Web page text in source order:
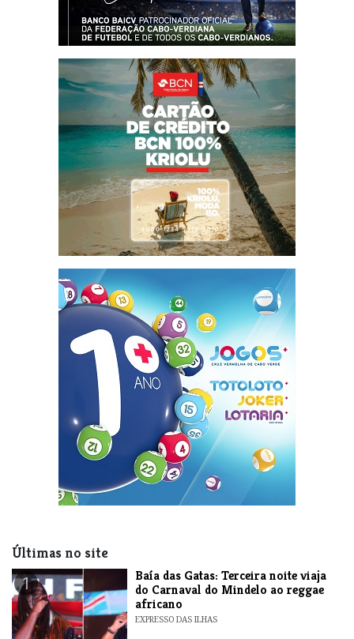
Últimas no site
1
Baía das Gatas: Terceira noite viaja
do Carnaval do Mindelo ao reggae
africano
EXPRESSO DAS ILHAS